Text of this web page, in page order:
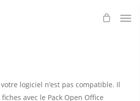
logiciel n’est pas compatible. Il
avec le Pack Open Office